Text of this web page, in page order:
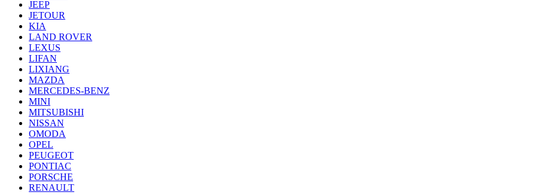
JEEP
JETOUR
KIA
LAND ROVER
LEXUS
LIFAN
LIXIANG
MAZDA
MERCEDES-BENZ
MINI
MITSUBISHI
NISSAN
OMODA
OPEL
PEUGEOT
PONTIAC
PORSCHE
RENAULT